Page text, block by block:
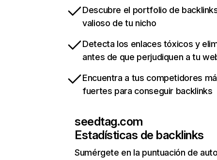
Descubre el portfolio de
valioso de tu nicho
Detecta los enlaces tóxicos y
antes de que perjudiquen a tu
Encuentra a tus competidores
fuertes para conseguir backlinks
seedtag.com
Estadísticas de backlinks
Sumérgete en la puntuación de